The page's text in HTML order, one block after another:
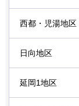
西都・児湯地区
日向地区
延岡1地区